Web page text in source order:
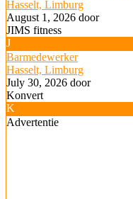
Hasselt, Limburg
August 1, 2026 door
JIMS fitness
J
Barmedewerker
Hasselt, Limburg
July 30, 2026 door
Konvert
K
Advertentie